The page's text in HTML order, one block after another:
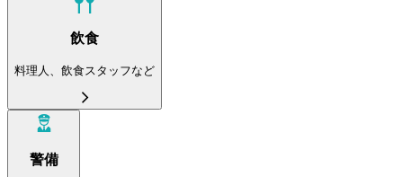
飲食
料理人、飲食スタッフなど
警備